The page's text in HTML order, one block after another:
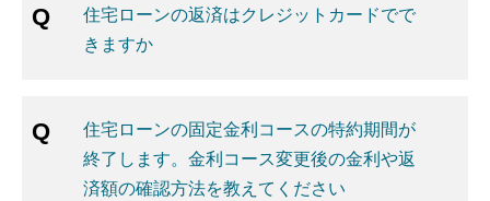
住宅ローンの返済はクレジットカードでで
きますか
住宅ローンの固定金利コースの特約期間が
終了します。金利コース変更後の金利や返
済額の確認方法を教えてください